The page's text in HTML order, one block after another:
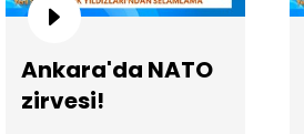
Ankara'da NATO
zirvesi!